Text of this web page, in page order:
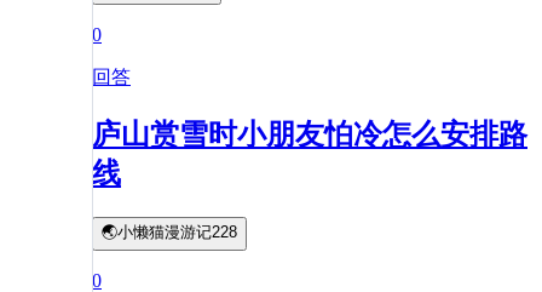
0
回答
庐山赏雪时小朋友怕冷怎么安排路
线
🌏小懒猫漫游记228
0